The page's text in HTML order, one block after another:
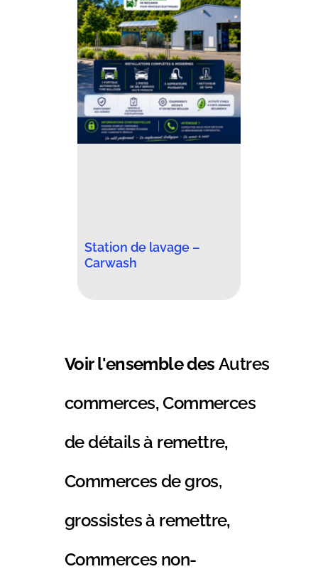
Station de lavage –
Carwash
Voir l'ensemble desAutres
commerces,Commerces
de détails à remettre,
Commerces de gros,
grossistes à remettre,
Commerces non-